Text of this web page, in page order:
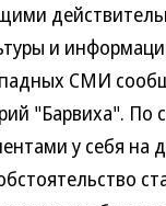
и
СМИ
"Барвиха". По
у себя на